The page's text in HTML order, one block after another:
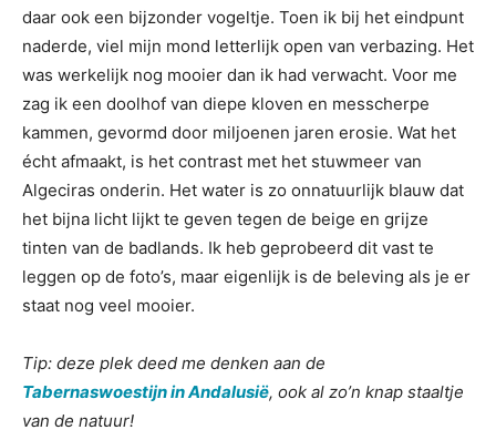
daar ook een bijzonder vogeltje. Toen ik bij het eindpunt
naderde, viel mijn mond letterlijk open van verbazing. Het
was werkelijk nog mooier dan ik had verwacht. Voor me
zag ik een doolhof van diepe kloven en messcherpe
kammen, gevormd door miljoenen jaren erosie. Wat het
écht afmaakt, is het contrast met het stuwmeer van
Algeciras onderin. Het water is zo onnatuurlijk blauw dat
het bijna licht lijkt te geven tegen de beige en grijze
tinten van de badlands. Ik heb geprobeerd dit vast te
leggen op de foto’s, maar eigenlijk is de beleving als je er
staat nog veel mooier.
Tip: deze plek deed me denken aan de
Tabernaswoestijn in Andalusië, ook al zo’n knap staaltje
van de natuur!